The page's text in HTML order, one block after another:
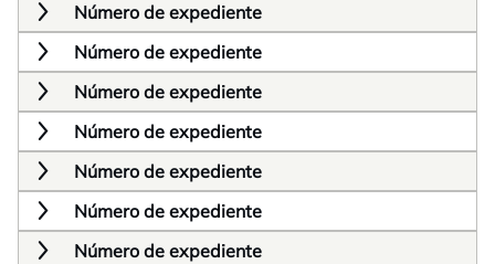
Número de expediente
Número de expediente
Número de expediente
Número de expediente
Número de expediente
Número de expediente
Número de expediente